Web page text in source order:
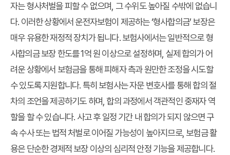
자는 형사처벌을 피할 수 없으며, 그 수위도 높아질 수밖에 없습니
다. 이러한 상황에서 운전자보험이 제공하는 ‘형사합의금’ 보장은
매우 유용한 재정적 장치가 됩니다. 보험사에서는 일반적으로 형
사합의금 보장 한도를 1억 원 이상으로 설정하며, 실제 합의가 어
려운 상황에서 보험금을 통해 피해자 측과 원만한 조정을 시도할
수 있도록 지원합니다. 특히 보험사는 자문 변호사를 통해 합의 절
차의 조언을 제공하기도 하며, 합의 과정에서 객관적인 중재자 역
할을 할 수 있습니다. 사고 후 일정 기간 내 합의가 되지 않으면 구
속 수사 또는 법적 처벌로 이어질 가능성이 높아지므로, 보험금 활
용은 단순한 경제적 보장 이상의 심리적 안정 기능을 제공합니다.